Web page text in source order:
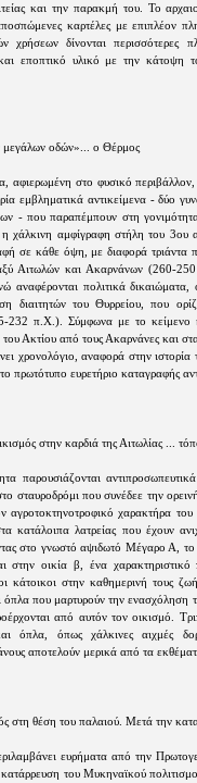
και την παρακμή του. Το
καρτέλες με επιπλέον
χρήσεων δίνονται περισσότερες
εποπτικό υλικό με την κάτοψη
μεγάλων οδών»... ο Θέρμος
αφιερωμένη στο φυσικό
εμβληματικά αντικείμενα - δύο
- που παραπέμπουν στη
η χάλκινη αμφίγραφη στήλη του
σε κάθε όψη, με διαφορά
Αιτωλών και Ακαρνάνων (260-
αναφέρονται πολιτικά
διαιτητών του Θυρρείου, που
232 π.Χ.). Σύμφωνα με το κείμενο
του Ακτίου από τους Ακαρνάνες και
χρονολόγιο, αναφορά στην
το πρωτότυπο ευρετήριο καταγραφής
στην καρδιά της Αιτωλίας ...
παρουσιάζονται
σταυροδρόμι που συνέδεε την
αγροτοκτηνοτροφικό χαρακτήρα
κατάλοιπα λατρείας που έχουν
στο γνωστό αψιδωτό Μέγαρο Α,
στην οικία β, ένα
κάτοικοι στην καθημερινή τους
όπλα που μαρτυρούν την ενασχόληση
από αυτόν τον οικισμό.
όπλα, όπως χάλκινες αιχμές
αποτελούν μερικά από τα
στη θέση του παλαιού. Μετά την
ευρήματα από την
του Μυκηναϊκού